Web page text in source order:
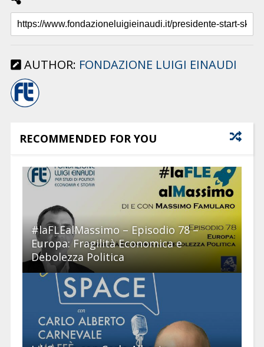
AUTHOR: FONDAZIONE LUIGI EINAUDI
RECOMMENDED FOR YOU
#laFLEalMassimo – Episodio 78 –
Europa: Fragilità Economica e
Debolezza Politica